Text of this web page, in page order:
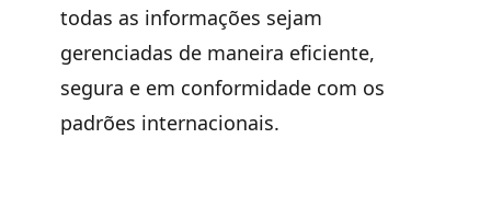
todas as informações sejam
gerenciadas de maneira eficiente,
segura e em conformidade com os
padrões internacionais.